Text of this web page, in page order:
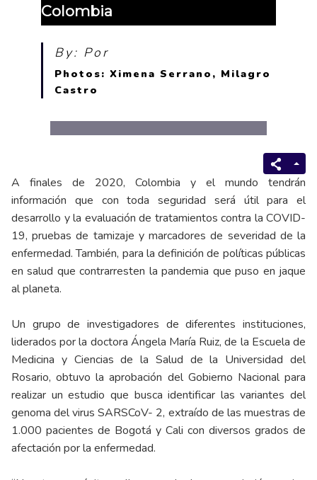
Colombia
By: Por
Photos: Ximena Serrano, Milagro
Castro
A finales de 2020, Colombia y el mundo tendrán
información que con toda seguridad será útil para el
desarrollo y la evaluación de tratamientos contra la COVID-
19, pruebas de tamizaje y marcadores de severidad de la
enfermedad. También, para la definición de políticas públicas
en salud que contrarresten la pandemia que puso en jaque
al planeta.
Un grupo de investigadores de diferentes instituciones,
liderados por la doctora Ángela María Ruiz, de la Escuela de
Medicina y Ciencias de la Salud de la Universidad del
Rosario, obtuvo la aprobación del Gobierno Nacional para
realizar un estudio que busca identificar las variantes del
genoma del virus SARSCoV- 2, extraído de las muestras de
1.000 pacientes de Bogotá y Cali con diversos grados de
afectación por la enfermedad.